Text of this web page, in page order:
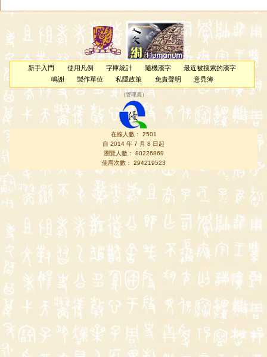
新手入門 使用凡例 字庫統計 隨機漢字
最近被搜索的漢字
鳴謝
製作單位 私隱政策 免責聲明 意見簿
（管理員 ）
在線人數： 2501
自 2014 年 7 月 8 日起
瀏覽人數： 80226869
使用次數： 294219523